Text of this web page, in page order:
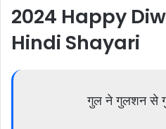
2024 Happy
Hindi Shayari
गुल ने गुलशन से